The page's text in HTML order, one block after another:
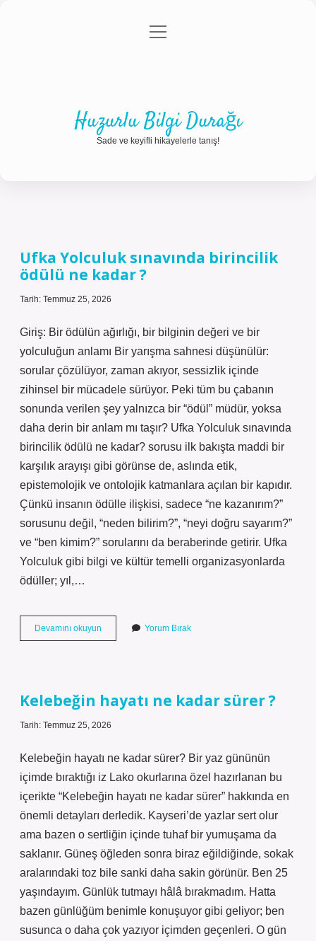
Gizlilik Politikası
menüyü
Huzurlu Bilgi Durağı
Sade ve keyifli hikayelerle tanış!
Bilgi
Durağı
Yazılar
Ufka Yolculuk sınavında birincilik
ödülü ne kadar ?
Tarih: Temmuz 25, 2026
Giriş: Bir ödülün ağırlığı, bir bilginin değeri ve bir
yolculuğun anlamı Bir yarışma sahnesi düşünülür:
sorular çözülüyor, zaman akıyor, sessizlik içinde
zihinsel bir mücadele sürüyor. Peki tüm bu çabanın
sonunda verilen şey yalnızca bir “ödül” müdür, yoksa
daha derin bir anlam mı taşır? Ufka Yolculuk sınavında
birincilik ödülü ne kadar? sorusu ilk bakışta maddi bir
karşılık arayışı gibi görünse de, aslında etik,
epistemolojik ve ontolojik katmanlara açılan bir kapıdır.
Çünkü insanın ödülle ilişkisi, sadece “ne kazanırım?”
sorusunu değil, “neden bilirim?”, “neyi doğru sayarım?”
ve “ben kimim?” sorularını da beraberinde getirir. Ufka
Yolculuk gibi bilgi ve kültür temelli organizasyonlarda
ödüller; yıl,…
Devamını okuyun
Yolculuk
kadar
Yorum Bırak
Kelebeğin hayatı ne kadar sürer ?
Tarih: Temmuz 25, 2026
Kelebeğin hayatı ne kadar sürer? Bir yaz gününün
içimde bıraktığı iz Lako okurlarına özel hazırlanan bu
içerikte “Kelebeğin hayatı ne kadar sürer” hakkında en
önemli detayları derledik. Kayseri’de yazlar sert olur
ama bazen o sertliğin içinde tuhaf bir yumuşama da
saklanır. Güneş öğleden sonra biraz eğildiğinde, sokak
aralarındaki toz bile sanki daha sakin görünür. Ben 25
yaşındayım. Günlük tutmayı hâlâ bırakmadım. Hatta
bazen günlüğüm benimle konuşuyor gibi geliyor; ben
susunca o daha çok yazıyor içimden geçenleri. O gün